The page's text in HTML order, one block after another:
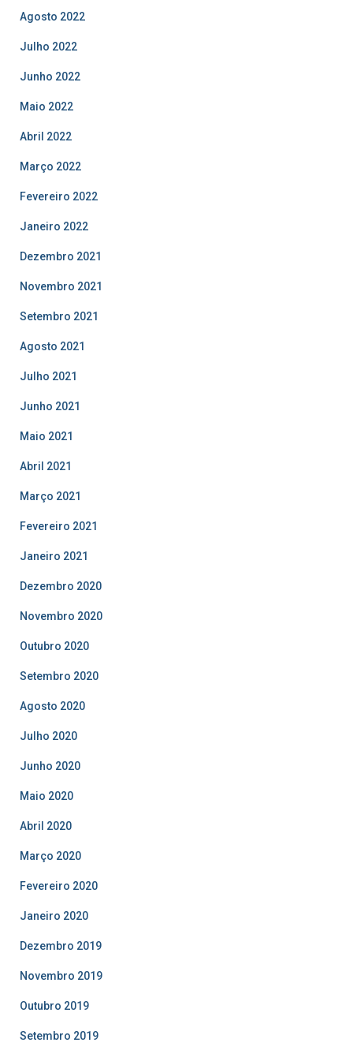
Agosto 2022
Julho 2022
Junho 2022
Maio 2022
Abril 2022
Março 2022
Fevereiro 2022
Janeiro 2022
Dezembro 2021
Novembro 2021
Setembro 2021
Agosto 2021
Julho 2021
Junho 2021
Maio 2021
Abril 2021
Março 2021
Fevereiro 2021
Janeiro 2021
Dezembro 2020
Novembro 2020
Outubro 2020
Setembro 2020
Agosto 2020
Julho 2020
Junho 2020
Maio 2020
Abril 2020
Março 2020
Fevereiro 2020
Janeiro 2020
Dezembro 2019
Novembro 2019
Outubro 2019
Setembro 2019